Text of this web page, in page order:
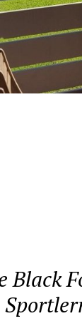
Black